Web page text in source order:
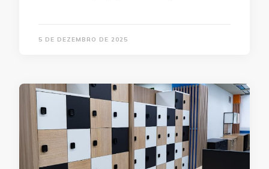
5 DE DEZEMBRO DE 2025